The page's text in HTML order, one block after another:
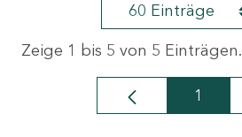
60 Einträge
Zeige 1 bis 5 von 5 Einträgen.
Seite
1